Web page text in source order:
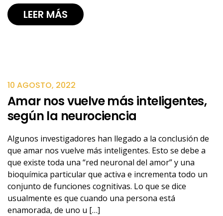
LEER MÁS
10 AGOSTO, 2022
Amar nos vuelve más inteligentes,
según la neurociencia
Algunos investigadores han llegado a la conclusión de
que amar nos vuelve más inteligentes. Esto se debe a
que existe toda una “red neuronal del amor” y una
bioquímica particular que activa e incrementa todo un
conjunto de funciones cognitivas. Lo que se dice
usualmente es que cuando una persona está
enamorada, de uno u […]